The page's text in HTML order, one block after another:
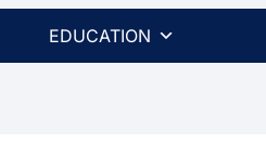
EDUCATION